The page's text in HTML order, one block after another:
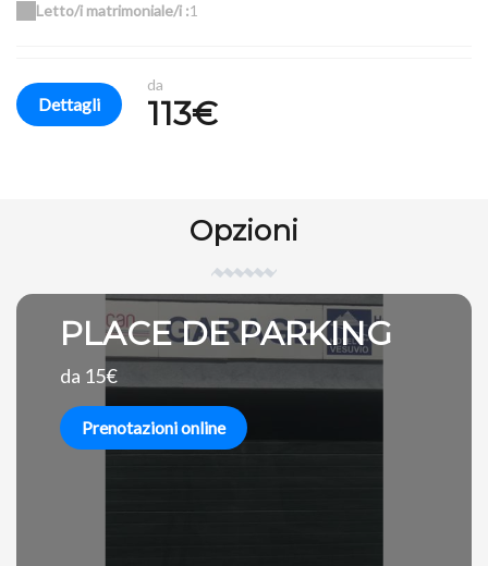
Letto/i matrimoniale/i :1
Dettagli
da
113€
Opzioni
PLACE DE PARKING
da 15€
Prenotazioni online